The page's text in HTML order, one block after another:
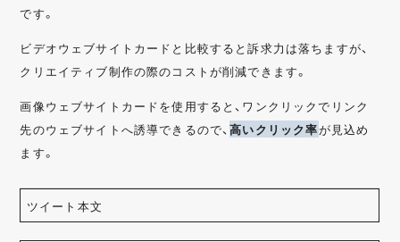
です。
ビデオウェブサイトカードと比較すると訴求力は落ちますが、
クリエイティブ制作の際のコストが削減できます。
画像ウェブサイトカードを使用すると、ワンクリックでリンク
先のウェブサイトへ誘導できるので、高いクリック率が見込め
ます。
ツイート本文